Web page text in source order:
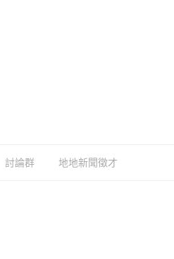
討論群 地地新聞徵才